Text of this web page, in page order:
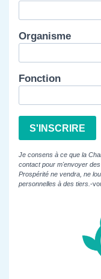
Organisme
Fonction
S'INSCRIRE
Je consens à ce que la
contact pour m'envoyer
Prospérité ne vendra, ne
personnelles à des tiers. -